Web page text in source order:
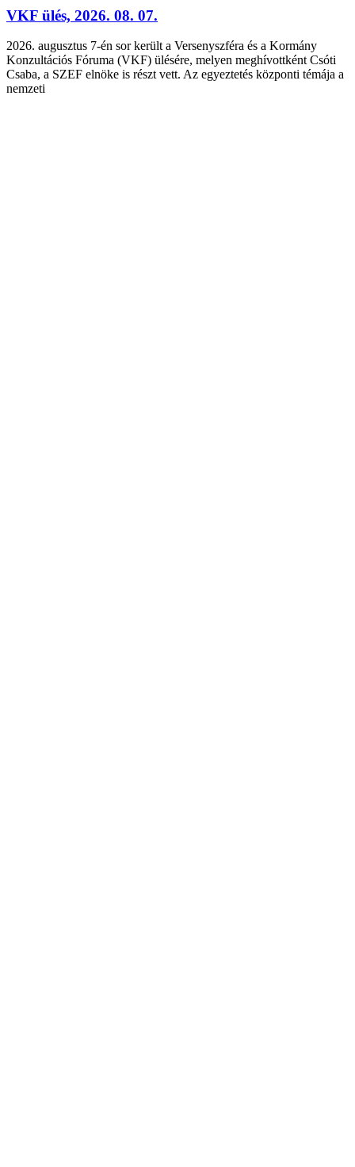
VKF ülés, 2026. 08. 07.
2026. augusztus 7-én sor került a Versenyszféra és a Kormány
Konzultációs Fóruma (VKF) ülésére, melyen meghívottként Csóti
Csaba, a SZEF elnöke is részt vett. Az egyeztetés központi témája a
nemzeti